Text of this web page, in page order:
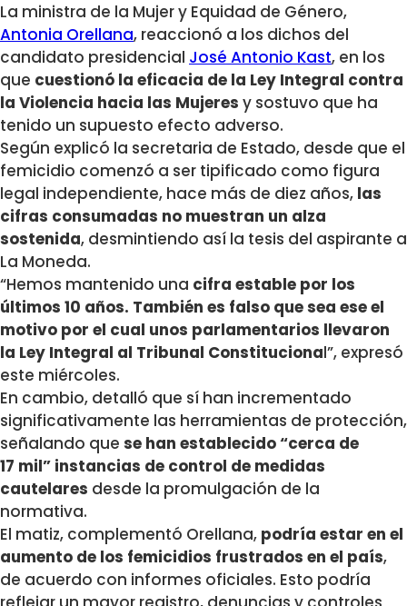
La ministra de la Mujer y Equidad de Género,
Antonia Orellana, reaccionó a los dichos del
candidato presidencial José Antonio Kast, en los
que cuestionó la eficacia de la Ley Integral contra
la Violencia hacia las Mujeres y sostuvo que ha
tenido un supuesto efecto adverso.
Según explicó la secretaria de Estado, desde que el
femicidio comenzó a ser tipificado como figura
legal independiente, hace más de diez años, las
cifras consumadas no muestran un alza
sostenida, desmintiendo así la tesis del aspirante a
La Moneda.
“Hemos mantenido una cifra estable por los
últimos 10 años. También es falso que sea ese el
motivo por el cual unos parlamentarios llevaron
la Ley Integral al Tribunal Constitucional”, expresó
este miércoles.
En cambio, detalló que sí han incrementado
significativamente las herramientas de protección,
señalando que se han establecido “cerca de
17 mil” instancias de control de medidas
cautelares desde la promulgación de la
normativa.
El matiz, complementó Orellana, podría estar en el
aumento de los femicidios frustrados en el país,
de acuerdo con informes oficiales. Esto podría